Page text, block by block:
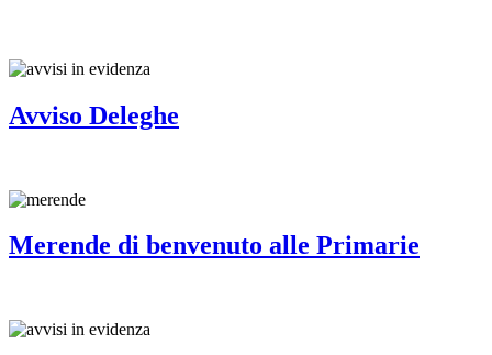
Avviso Deleghe
Merende di benvenuto alle Primarie